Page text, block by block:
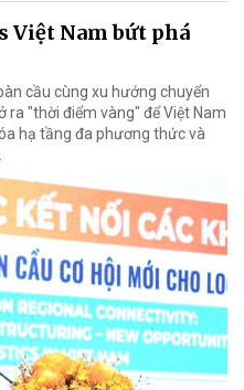
Việt Nam bứt phá
cầu cùng xu hướng chuyển
ra "thời điểm vàng" để Việt Nam
hạ tầng đa phương thức và